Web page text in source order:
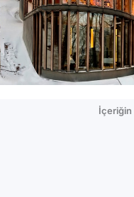
İçeriğin